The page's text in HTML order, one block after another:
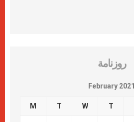
روزنامة
February 2021
M T W T